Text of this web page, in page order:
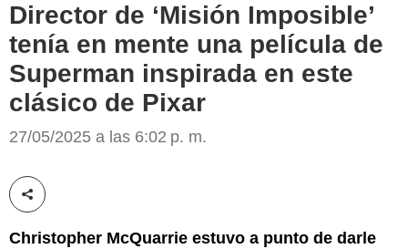
Director de ‘Misión Imposible’
tenía en mente una película de
Superman inspirada en este
clásico de Pixar
27/05/2025 a las 6:02 p. m.
Compartir esta noticia
Christopher McQuarrie estuvo a punto de darle
Antena 3